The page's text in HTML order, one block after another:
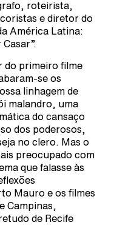
roteirista,
e diretor do
América Latina:
do primeiro filme
se os
linhagem de
malandro, uma
do cansaço
dos poderosos,
no clero. Mas o
preocupado com
que falasse às
Mauro e os filmes
Campinas,
de Recife